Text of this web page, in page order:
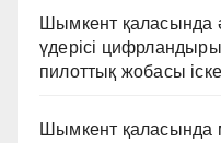
Шымкент қаласында
үдерісі
пилоттық жобасы
Шымкент қаласында